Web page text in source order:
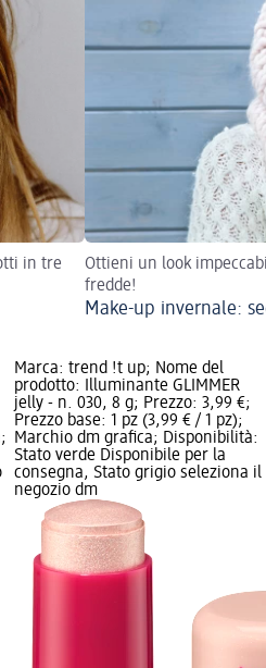
in tre
Ottieni un look
fredde!
Make-up invernale:
Marca: trend !t up; Nome del
prodotto: Illuminante GLIMMER
jelly - n. 030, 8 g; Prezzo: 3,99 €;
Prezzo base: 1 pz (3,99 € / 1 pz);
Marchio dm grafica; Disponibilità:
Stato verde Disponibile per la
consegna, Stato grigio seleziona il
negozio dm